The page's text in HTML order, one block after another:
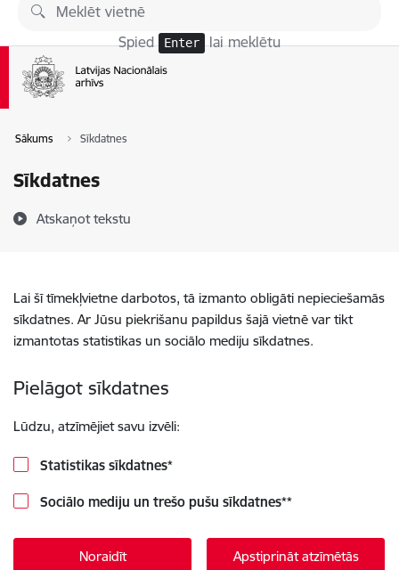
Pāriet uz lapas saturu
Spied Enter lai meklētu
Sākums Sīkdatnes
Sīkdatnes
Atskaņot tekstu
Lai šī tīmekļvietne darbotos, tā izmanto obligāti nepieciešamās
sīkdatnes. Ar Jūsu piekrišanu papildus šajā vietnē var tikt
izmantotas statistikas un sociālo mediju sīkdatnes.
Pielāgot sīkdatnes
Lūdzu, atzīmējiet savu izvēli:
Statistikas sīkdatnes*
Sociālo mediju un trešo pušu sīkdatnes**
Noraidīt Apstiprināt atzīmētās